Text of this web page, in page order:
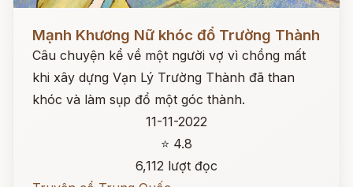
Mạnh Khương Nữ khóc đổ Trường Thành
Câu chuyện kể về một người vợ vì chồng mất
khi xây dựng Vạn Lý Trường Thành đã than
khóc và làm sụp đổ một góc thành.
11-11-2022
⭐ 4.8
6,112 lượt đọc